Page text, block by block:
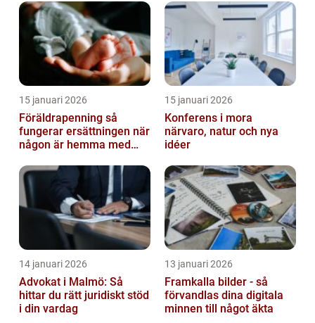
15 januari 2026
Föräldrapenning så
fungerar ersättningen när
någon är hemma med
15 januari 2026
Konferens i mora
närvaro, natur och nya
idéer
14 januari 2026
Advokat i Malmö: Så
hittar du rätt juridiskt stöd
i din vardag
13 januari 2026
Framkalla bilder - så
förvandlas dina digitala
minnen till något äkta